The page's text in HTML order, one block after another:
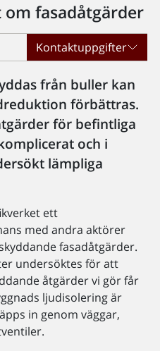
fasadåtgärder
Kontaktuppgifter
från buller kan
förbättras.
för befintliga
och i
lämpliga
ett
med andra aktörer
fasadåtgärder.
undersöktes för att
åtgärder vi gör får
ljudisolering är
in genom väggar,